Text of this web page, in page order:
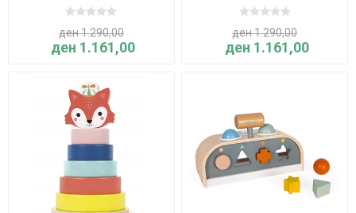
ден 1.290,00
ден 1.161,00
ден 1.290,00
ден 1.161,00